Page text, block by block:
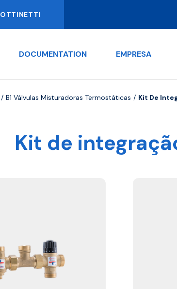
OTTINETTI
DOCUMENTATION EMPRESA
B1 Válvulas Misturadoras Termostáticas Kit De
Kit de